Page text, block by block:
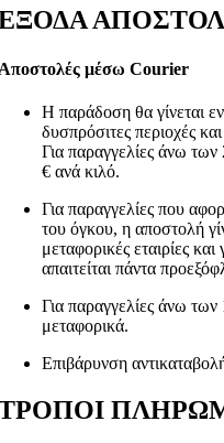
μέσω Courier
Η παράδοση θα γίνεται
δυσπρόσιτες περιοχές
Για παραγγελίες άνω των
€ ανά κιλό.
Για παραγγελίες που
του όγκου, η αποστολή
μεταφορικές εταιρίες
απαιτείται πάντα
Για παραγγελίες άνω
μεταφορικά.
Επιβάρυνση